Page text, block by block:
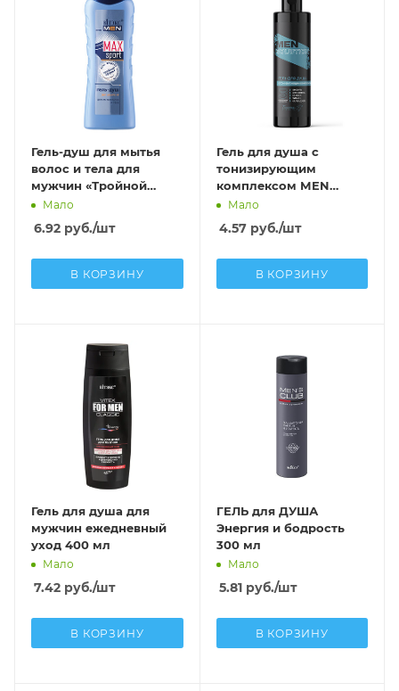
Гель-душ для мытья
волос и тела для
мужчин «Тройной
эффект» 400 мл
Мало
6.92 руб./шт
В КОРЗИНУ
Гель для душа с
тонизирующим
комплексом МEN
solution 400 мл
Мало
4.57руб./шт
В КОРЗИНУ
Гель для душа для
мужчин ежедневный
уход 400 мл
Мало
7.42 руб./шт
В КОРЗИНУ
ГЕЛЬ для ДУША
Энергия и бодрость
300 мл
Мало
5.81руб./шт
В КОРЗИНУ